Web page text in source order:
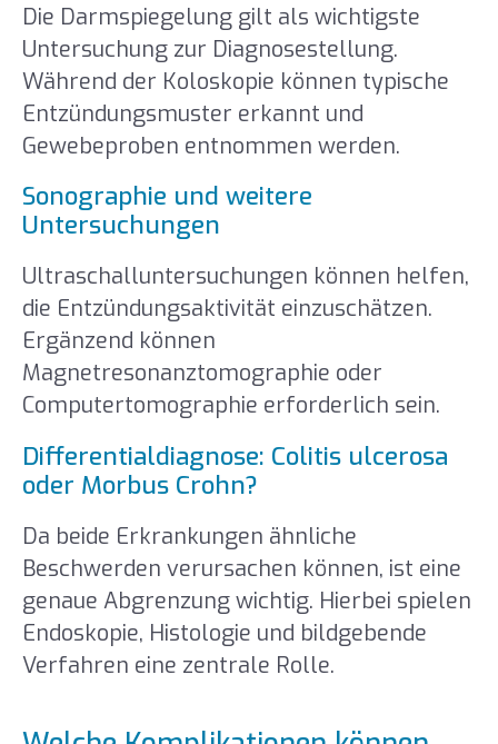
Die Darmspiegelung gilt als wichtigste
Untersuchung zur Diagnosestellung.
Während der Koloskopie können typische
Entzündungsmuster erkannt und
Gewebeproben entnommen werden.
Sonographie und weitere
Untersuchungen
Ultraschalluntersuchungen können helfen,
die Entzündungsaktivität einzuschätzen.
Ergänzend können
Magnetresonanztomographie oder
Computertomographie erforderlich sein.
Differentialdiagnose: Colitis ulcerosa
oder Morbus Crohn?
Da beide Erkrankungen ähnliche
Beschwerden verursachen können, ist eine
genaue Abgrenzung wichtig. Hierbei spielen
Endoskopie, Histologie und bildgebende
Verfahren eine zentrale Rolle.